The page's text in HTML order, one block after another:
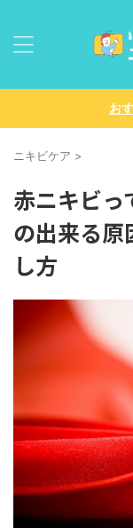
お
ニキビケア >
赤ニキビっ
の出来る
し方